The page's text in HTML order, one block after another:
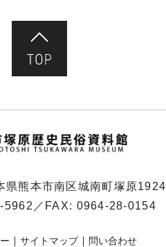
県熊本市南区城南町塚原1924
5962 ／FAX: 0964-28-0154
サイトマップ 問い合わせ